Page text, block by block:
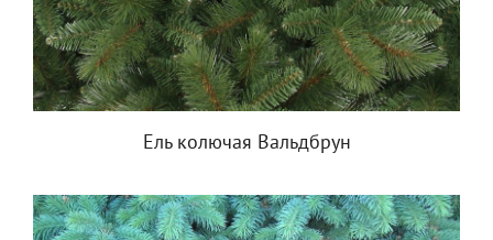
Ель колючая Вальдбрун